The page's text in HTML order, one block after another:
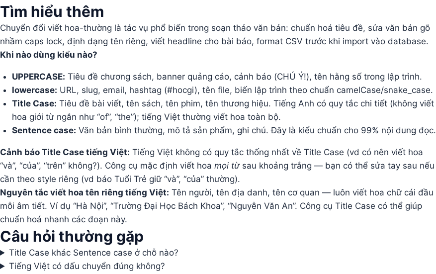
Tìm hiểu thêm
Chuyển đổi viết hoa-thường là tác vụ phổ biến trong soạn thảo văn bản: chuẩn hoá tiêu đề, sửa văn bản gõ
nhầm caps lock, định dạng tên riêng, viết headline cho bài báo, format CSV trước khi import vào database.
Khi nào dùng kiểu nào?
UPPERCASE: Tiêu đề chương sách, banner quảng cáo, cảnh báo (CHÚ Ý!), tên hằng số trong lập trình.
lowercase: URL, slug, email, hashtag (#hocgi), tên file, biến lập trình theo chuẩn camelCase/snake_case.
Title Case: Tiêu đề bài viết, tên sách, tên phim, tên thương hiệu. Tiếng Anh có quy tắc chi tiết (không viết
hoa giới từ ngắn như “of”, “the”); tiếng Việt thường viết hoa toàn bộ.
Sentence case: Văn bản bình thường, mô tả sản phẩm, ghi chú. Đây là kiểu chuẩn cho 99% nội dung đọc.
Cảnh báo Title Case tiếng Việt: Tiếng Việt không có quy tắc thống nhất về Title Case (vd có nên viết hoa
“và”, “của”, “trên” không?). Công cụ mặc định viết hoa mọi từsau khoảng trắng — bạn có thể sửa tay sau nếu
cần theo style riêng (vd báo Tuổi Trẻ giữ “và”, “của” thường).
Nguyên tắc viết hoa tên riêng tiếng Việt: Tên người, tên địa danh, tên cơ quan — luôn viết hoa chữ cái đầu
mỗi âm tiết. Ví dụ “Hà Nội”, “Trường Đại Học Bách Khoa”, “Nguyễn Văn An”. Công cụ Title Case có thể giúp
chuẩn hoá nhanh các đoạn này.
Câu hỏi thường gặp
Title Case khác Sentence case ở chỗ nào?
Tiếng Việt có dấu chuyển đúng không?